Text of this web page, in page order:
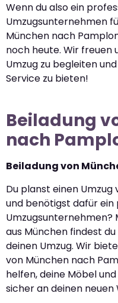
Wenn du also ein
Umzugsunternehmen
München nach
noch heute. Wir freuen
Umzug zu begleiten
Service zu bieten!
Beiladung
nach
Beiladung von
Du planst einen
und benötigst dafür ein
Umzugsunternehmen?
aus München findest
deinen Umzug. Wir
von München nach
helfen, deine Möbel
sicher an deinen